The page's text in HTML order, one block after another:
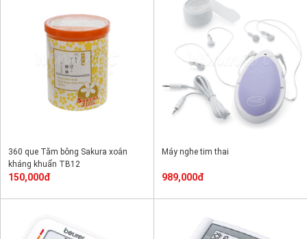
360 que Tăm bông Sakura xoắn
kháng khuẩn TB12
150,000đ
Máy nghe tim thai
989,000đ